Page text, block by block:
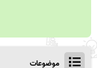
موضوعات